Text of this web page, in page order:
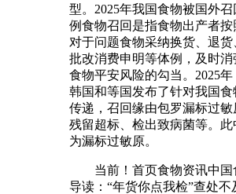
型。2025年我国食物被国外
例食物召回是指食物出产者按
对于问题食物采纳换货、退
批改消费申明等体例，及时消
食物平安风险的勾当。2025年
韩国和等国发布了针对我国食
传递，召回缘由包罗漏标过敏
残留超标、检出致病菌等。此
为漏标过敏原。
当前！首页食物资讯中国
导读：“年货你点我检”查处不